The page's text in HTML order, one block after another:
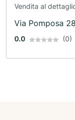
Vendita al
Via Pomposa
0.0 (0)